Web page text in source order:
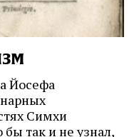
Йосефа
Симхи
так и не узнал,